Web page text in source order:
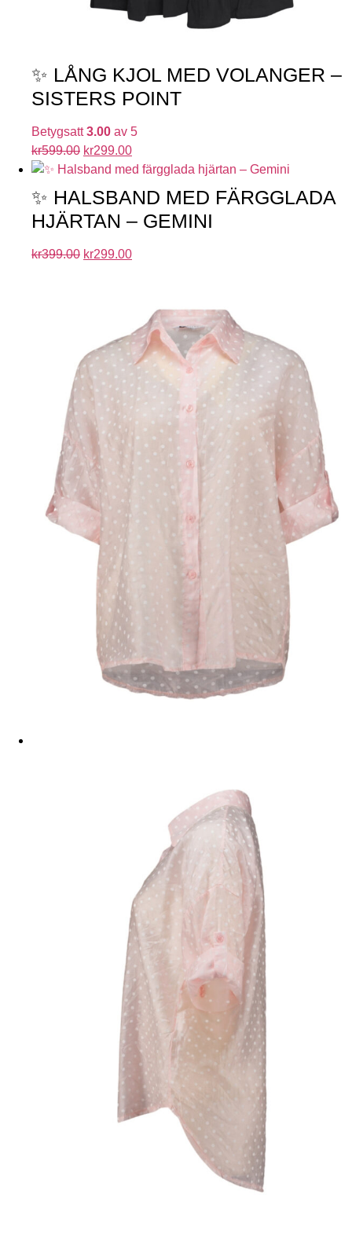
✨ LÅNG KJOL MED VOLANGER –
SISTERS POINT
Betygsatt3.00 av 5
kr599.00 kr299.00
✨ HALSBAND MED FÄRGGLADA
HJÄRTAN – GEMINI
kr399.00 kr299.00